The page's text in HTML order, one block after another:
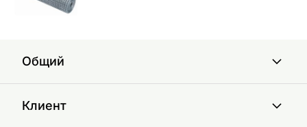
Общий
Клиент